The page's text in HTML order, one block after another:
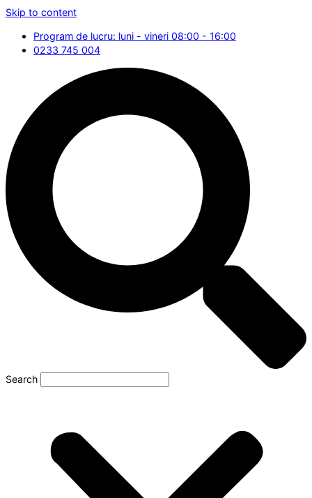
Skip to content
Program de lucru: luni - vineri 08:00 - 16:00
0233 745 004
Search